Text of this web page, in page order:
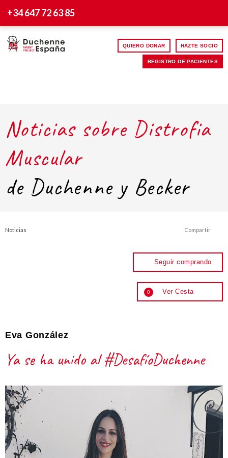
+34 647 72 63 85
QUIERO DONAR HAZTE SOCIO
REGISTRO DE PACIENTES
Noticias sobre Distrofia
Muscular
de Duchenne y Becker
Noticias
Seguir comprando
0 Ver Cesta
Compartir
Eva González
Ya se ha unido al #DesafíoDuchenne